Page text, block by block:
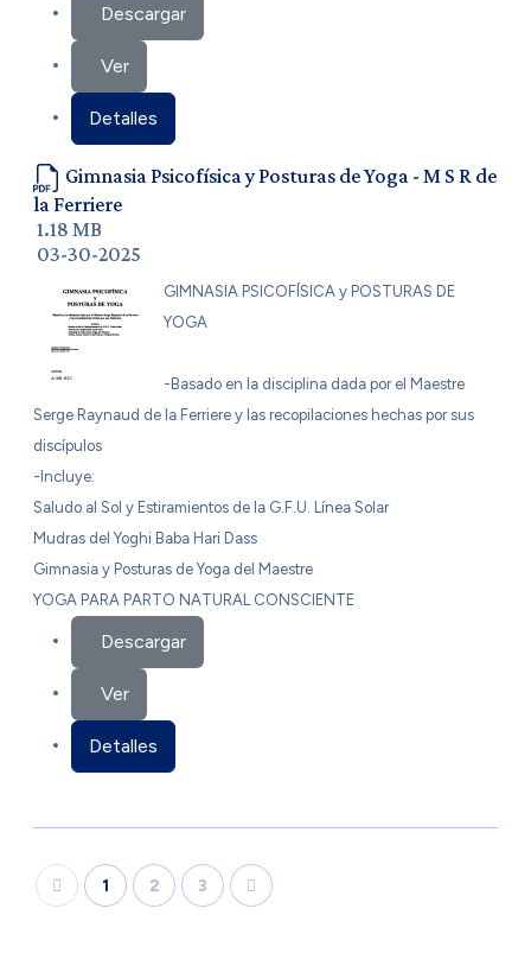
Descargar
Ver
Detalles
Gimnasia Psicofísica y Posturas de Yoga - M S R de
la Ferriere
1.18 MB
03-30-2025
GIMNASIA PSICOFÍSICA y POSTURAS DE
YOGA
-Basado en la disciplina dada por el Maestre
Serge Raynaud de la Ferriere y las recopilaciones hechas por sus
discípulos
-Incluye:
Saludo al Sol y Estiramientos de la G.F.U. Línea Solar
Mudras del Yoghi Baba Hari Dass
Gimnasia y Posturas de Yoga del Maestre
YOGA PARA PARTO NATURAL CONSCIENTE
Descargar
Ver
Detalles
1 2 3